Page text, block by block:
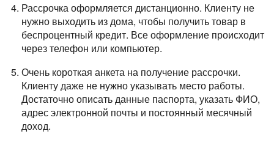
Рассрочка оформляется дистанционно. Клиенту не
нужно выходить из дома, чтобы получить товар в
беспроцентный кредит. Все оформление происходит
через телефон или компьютер.
Очень короткая анкета на получение рассрочки.
Клиенту даже не нужно указывать место работы.
Достаточно описать данные паспорта, указать ФИО,
адрес электронной почты и постоянный месячный
доход.